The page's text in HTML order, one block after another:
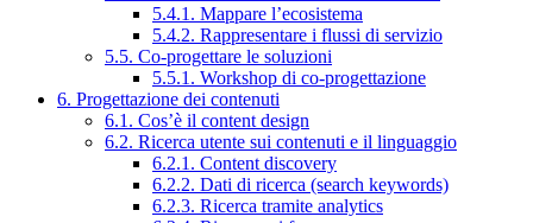
5.4.1. Mappare l’ecosistema
5.4.2. Rappresentare i flussi di servizio
5.5. Co-progettare le soluzioni
5.5.1. Workshop di co-progettazione
6. Progettazione dei contenuti
6.1. Cos’è il content design
6.2. Ricerca utente sui contenuti e il linguaggio
6.2.1. Content discovery
6.2.2. Dati di ricerca (search keywords)
6.2.3. Ricerca tramite analytics